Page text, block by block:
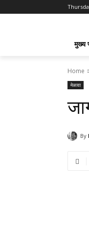
मुख्य
Home
मेळावा
By